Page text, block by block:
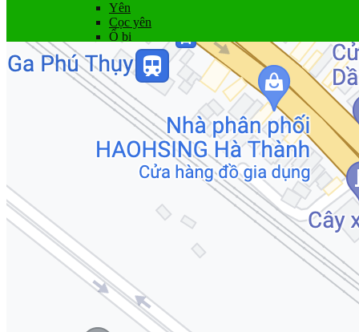
Yên
Cọc yên
Ổ bi
Phụ tùng khác
Khuyến mãi
Dịch vụ
Bảo dưỡng
Góc kỹ thuật
Chưa có sản phẩm trong giỏ hàng.